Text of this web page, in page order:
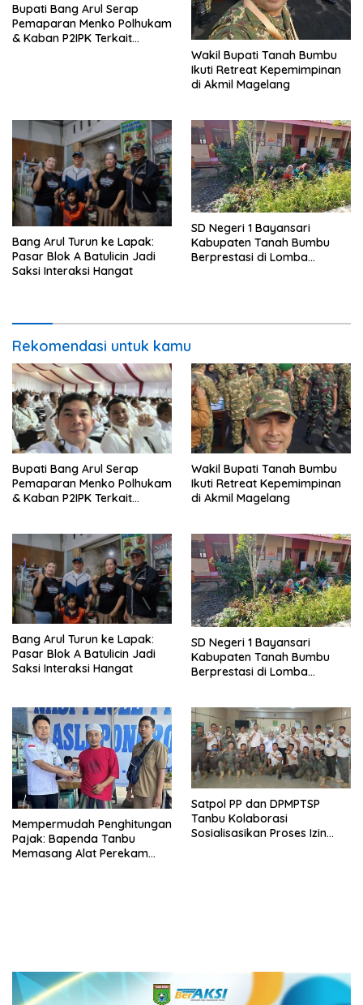
Bupati Bang Arul Serap
Pemaparan Menko Polhukam
& Kaban P2IPK Terkait
Wakil Bupati Tanah Bumbu
Ikuti Retreat Kepemimpinan
di Akmil Magelang
Bang Arul Turun ke Lapak:
Pasar Blok A Batulicin Jadi
Saksi Interaksi Hangat
SD Negeri 1 Bayansari
Kabupaten Tanah Bumbu
Berprestasi di Lomba
Rekomendasi untuk kamu
Bupati Bang Arul Serap
Pemaparan Menko Polhukam
& Kaban P2IPK Terkait
Wakil Bupati Tanah Bumbu
Ikuti Retreat Kepemimpinan
di Akmil Magelang
Bang Arul Turun ke Lapak:
Pasar Blok A Batulicin Jadi
Saksi Interaksi Hangat
SD Negeri 1 Bayansari
Kabupaten Tanah Bumbu
Berprestasi di Lomba
Mempermudah Penghitungan
Pajak: Bapenda Tanbu
Memasang Alat Perekam
Satpol PP dan DPMPTSP
Tanbu Kolaborasi
Sosialisasikan Proses Izin